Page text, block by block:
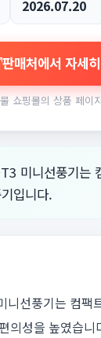
2026.07.20
판매처에서 자세
쇼핑몰의 상품 페이
미니선풍기는
입니다.
니선풍기는 컴팩
의성을 높였습니